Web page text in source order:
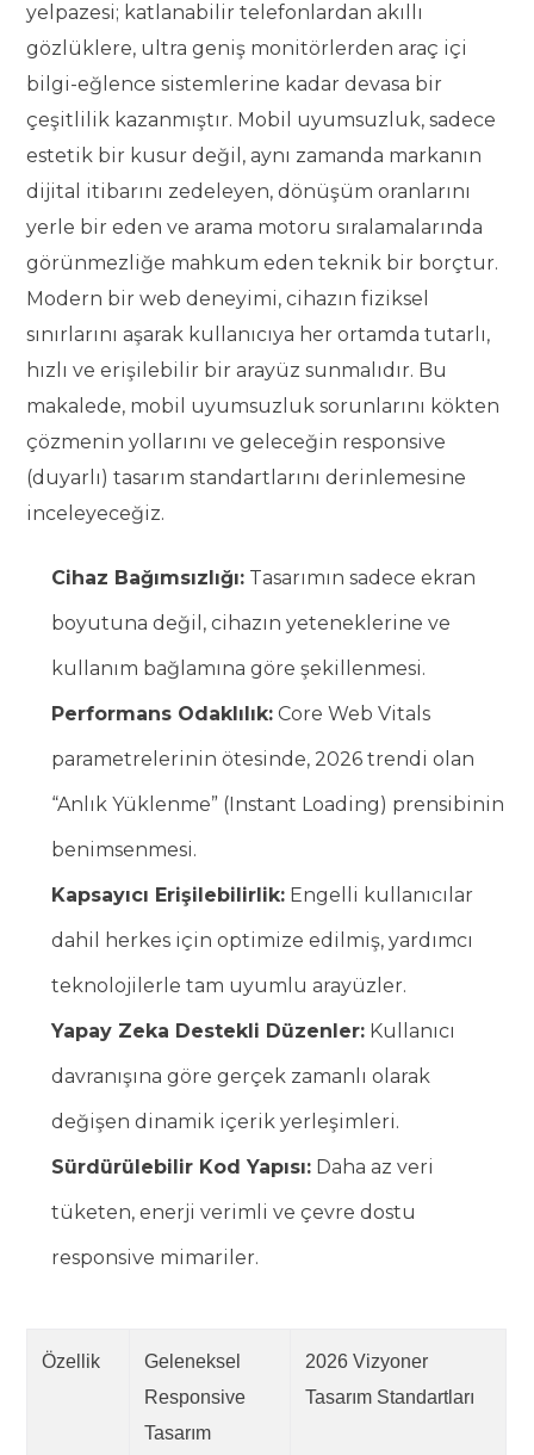
yelpazesi; katlanabilir telefonlardan akıllı
gözlüklere, ultra geniş monitörlerden araç içi
bilgi-eğlence sistemlerine kadar devasa bir
çeşitlilik kazanmıştır. Mobil uyumsuzluk, sadece
estetik bir kusur değil, aynı zamanda markanın
dijital itibarını zedeleyen, dönüşüm oranlarını
yerle bir eden ve arama motoru sıralamalarında
görünmezliğe mahkum eden teknik bir borçtur.
Modern bir web deneyimi, cihazın fiziksel
sınırlarını aşarak kullanıcıya her ortamda tutarlı,
hızlı ve erişilebilir bir arayüz sunmalıdır. Bu
makalede, mobil uyumsuzluk sorunlarını kökten
çözmenin yollarını ve geleceğin responsive
(duyarlı) tasarım standartlarını derinlemesine
inceleyeceğiz.
Cihaz Bağımsızlığı: Tasarımın sadece ekran
boyutuna değil, cihazın yeteneklerine ve
kullanım bağlamına göre şekillenmesi.
Performans Odaklılık: Core Web Vitals
parametrelerinin ötesinde, 2026 trendi olan
“Anlık Yüklenme” (Instant Loading) prensibinin
benimsenmesi.
Kapsayıcı Erişilebilirlik: Engelli kullanıcılar
dahil herkes için optimize edilmiş, yardımcı
teknolojilerle tam uyumlu arayüzler.
Yapay Zeka Destekli Düzenler: Kullanıcı
davranışına göre gerçek zamanlı olarak
değişen dinamik içerik yerleşimleri.
Sürdürülebilir Kod Yapısı: Daha az veri
tüketen, enerji verimli ve çevre dostu
responsive mimariler.
Özellik
Geleneksel
Responsive
Tasarım
2026 Vizyoner
Tasarım Standartları